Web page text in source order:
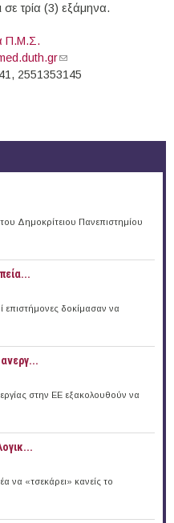
τρία (3) εξάμηνα.
Π.Μ.Σ.
(link sends e-mail)
2551353145
Δημοκρίτειου Πανεπιστημίου
δοκίμασαν να
στην ΕΕ εξακολουθούν να
να «τσεκάρει» κανείς το